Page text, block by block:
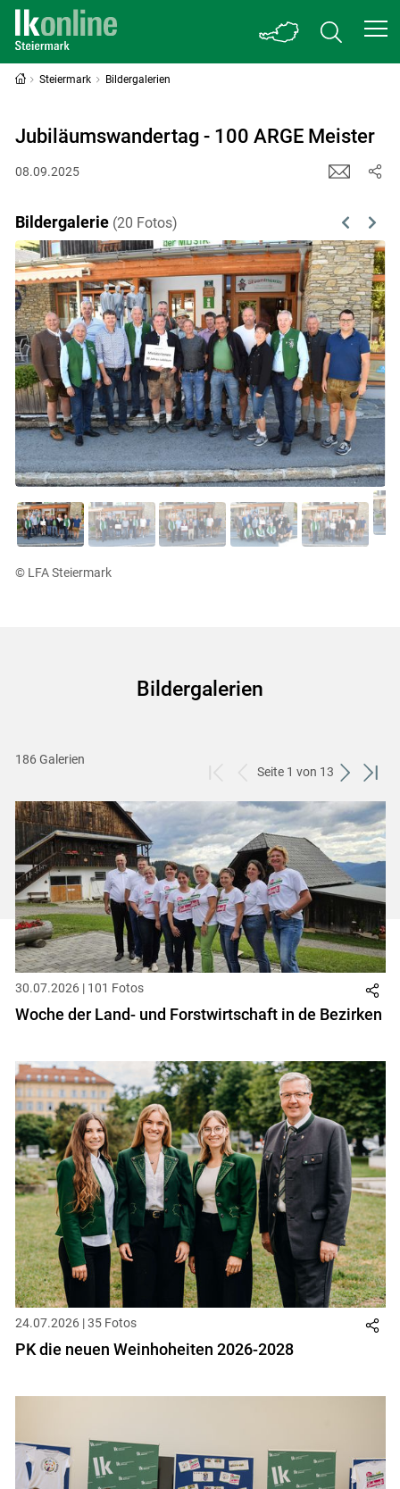
Steiermark Bildergalerien
Jubiläumswandertag - 100 ARGE Meister
08.09.2025
Bildergalerie (20 Fotos) Previous
Next
© LFA Steiermark
Bildergalerien
ersten
Set
zum
vorigen
Set
Seite 1 von 13
weiter
zum
nächsten
Set
zum
Set
186 Galerien
30.07.2026 | 101 Fotos
Woche der Land- und Forstwirtschaft in de Bezirken
24.07.2026 | 35 Fotos
PK die neuen Weinhoheiten 2026-2028